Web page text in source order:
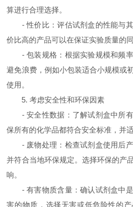
算进行合理选择。
- 性价比：评估试剂盒的性能与其
价比高的产品可以在保证实验质量的
- 包装规格：根据实验规模和频率
避免浪费，例如小包装适合小规模或
使用。
5. 考虑安全性和环保因素
- 安全性数据：了解试剂盒中所有
保所有的化学品都符合安全标准，并
- 废物处理：检查试剂盒使用后产
并符合当地环保规定。选择环保的产
响。
- 有害物质含量：确认试剂盒中是
害的物质，选择无害或低危险性的